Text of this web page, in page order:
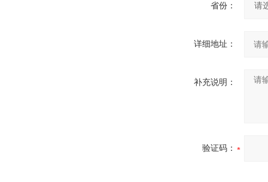
省份：
详细地址：
补充说明：
验证码：